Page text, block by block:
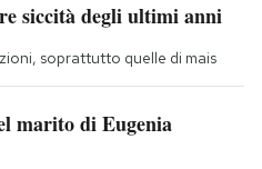
siccità degli ultimi anni
soprattutto quelle di mais
marito di Eugenia